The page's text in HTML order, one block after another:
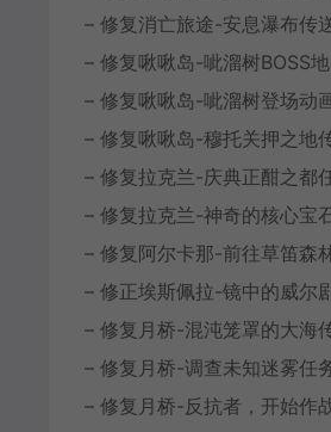
– 修复消亡旅途-安息瀑布传
– 修复啾啾岛-呲溜树BOSS
– 修复啾啾岛-呲溜树登场动
– 修复啾啾岛-穆托关押之地
– 修复拉克兰-庆典正酣之都
– 修复拉克兰-神奇的核心宝
– 修复阿尔卡那-前往草笛森
– 修正埃斯佩拉-镜中的威尔
– 修复月桥-混沌笼罩的大海
– 修复月桥-调查未知迷雾任
– 修复月桥-反抗者，开始作